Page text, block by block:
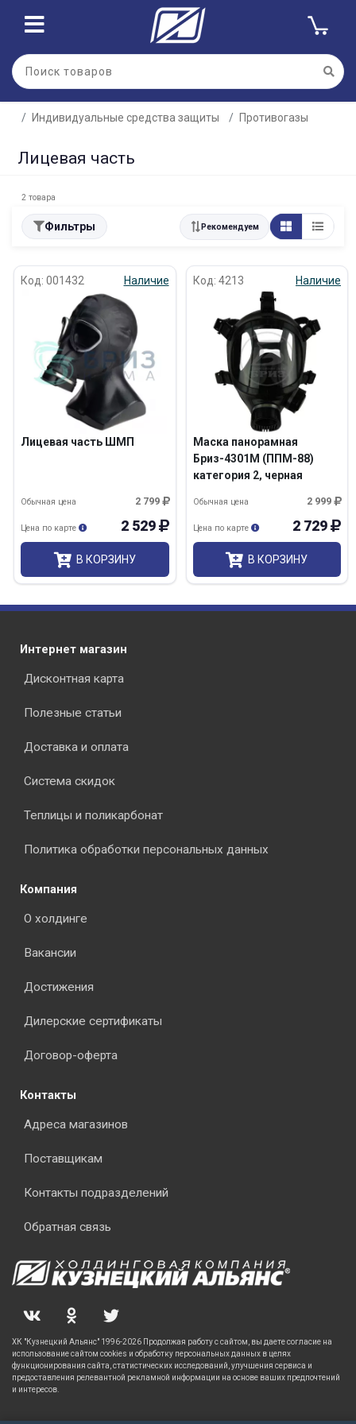
Индивидуальные средства защиты Противогазы
Лицевая часть
2 товара
Фильтры Рекомендуем
Код: 001432 Наличие
Лицевая часть ШМП
2 799
Обычная цена
2 529
Цена по карте
В КОРЗИНУ
Код: 4213 Наличие
Маска панорамная
Бриз-4301М (ППМ-88)
категория 2, черная
2 999
Обычная цена
2 729
Цена по карте
В КОРЗИНУ
Интернет магазин
Дисконтная карта
Полезные статьи
Доставка и оплата
Система скидок
Теплицы и поликарбонат
Политика обработки персональных данных
Компания
О холдинге
Вакансии
Достижения
Дилерские сертификаты
Договор-оферта
Контакты
Адреса магазинов
Поставщикам
Контакты подразделений
Обратная связь
ХК "Кузнецкий Альянс" 1996-2026 Продолжая работу с сайтом, вы даете согласие на
использование сайтом cookies и обработку персональных данных в целях
функционирования сайта, статистических исследований, улучшения сервиса и
предоставления релевантной рекламной информации на основе ваших предпочтений
и интересов.